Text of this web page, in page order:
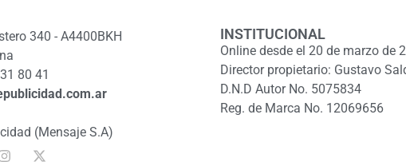
340 - A4400BKH
80 41
(Mensaje S.A)
INSTITUCIONAL
Online desde el 20 de marzo de
Director propietario: Gustavo
D.N.D Autor No. 5075834
Reg. de Marca No. 12069656